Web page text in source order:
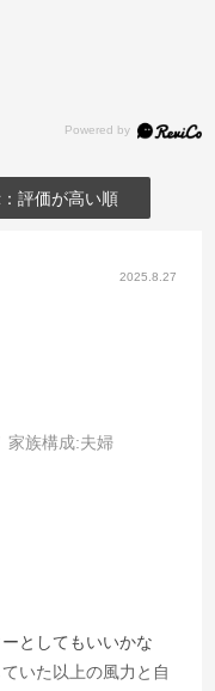
評価が高い順
2025.8.27
家族構成:夫婦
ーとしてもいいかな
いた以上の風力と自